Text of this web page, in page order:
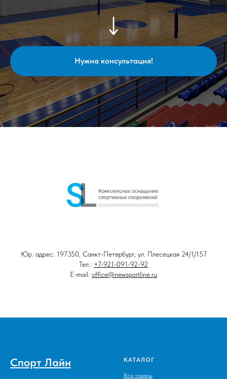
Нужна консультация!
Юр. адрес: 197350, Санкт-Петербург, ул. Плесецкая 24/1/157
Тел.: +7-921-091-92-92
E-mail: office@newsportline.ru
Спорт Лайн КАТАЛОГ
Все товары